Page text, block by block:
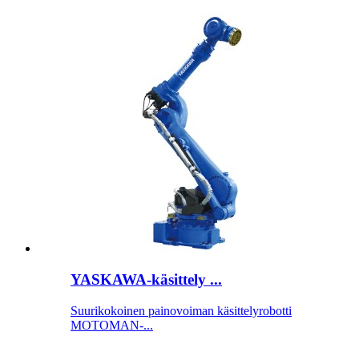
YASKAWA-käsittely ...
Suurikokoinen painovoiman käsittelyrobotti
MOTOMAN-...